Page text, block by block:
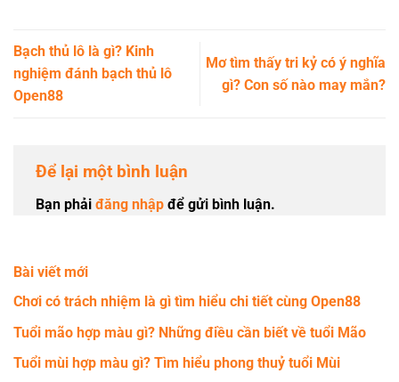
Bạch thủ lô là gì? Kinh
nghiệm đánh bạch thủ lô
Open88
Mơ tìm thấy tri kỷ có ý nghĩa
gì? Con số nào may mắn?
Để lại một bình luận
Bạn phải đăng nhập để gửi bình luận.
Bài viết mới
Chơi có trách nhiệm là gì tìm hiểu chi tiết cùng Open88
Tuổi mão hợp màu gì? Những điều cần biết về tuổi Mão
Tuổi mùi hợp màu gì? Tìm hiểu phong thuỷ tuổi Mùi